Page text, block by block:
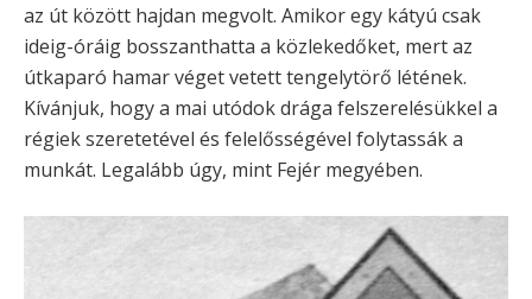
az út között hajdan megvolt. Amikor egy kátyú csak
ideig-óráig bosszanthatta a közlekedőket, mert az
útkaparó hamar véget vetett tengelytörő létének.
Kívánjuk, hogy a mai utódok drága felszerelésükkel a
régiek szeretetével és felelősségével folytassák a
munkát. Legalább úgy, mint Fejér megyében.